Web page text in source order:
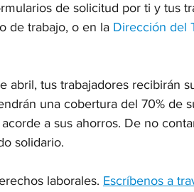
de solicitud por ti y tus
de trabajo, o en la Dirección del
abril, tus trabajadores recibirán
una cobertura del 70% de
a sus ahorros. De no
solidario.
laborales. Escríbenos a